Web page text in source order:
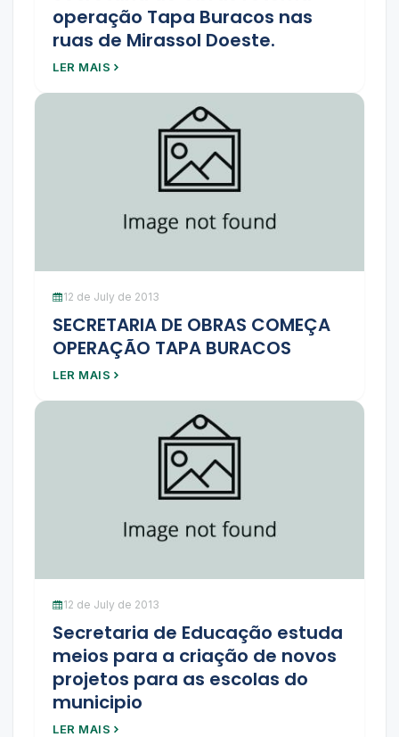
operação Tapa Buracos nas
ruas de Mirassol Doeste.
LER MAIS
12 de July de 2013
SECRETARIA DE OBRAS COMEÇA
OPERAÇÃO TAPA BURACOS
LER MAIS
12 de July de 2013
Secretaria de Educação estuda
meios para a criação de novos
projetos para as escolas do
municipio
LER MAIS